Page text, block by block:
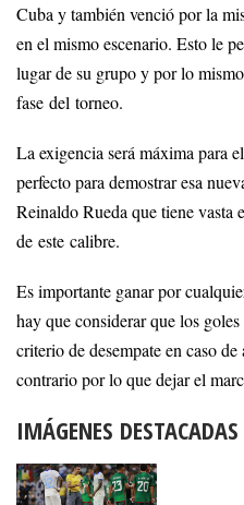
Cuba y también venció por la
en el mismo escenario. Esto le
lugar de su grupo y por lo
fase del torneo.
La exigencia será máxima para
perfecto para demostrar esa
Reinaldo Rueda que tiene vasta
de este calibre.
Es importante ganar por
hay que considerar que los
criterio de desempate en caso
contrario por lo que dejar el
IMÁGENES DESTACADAS